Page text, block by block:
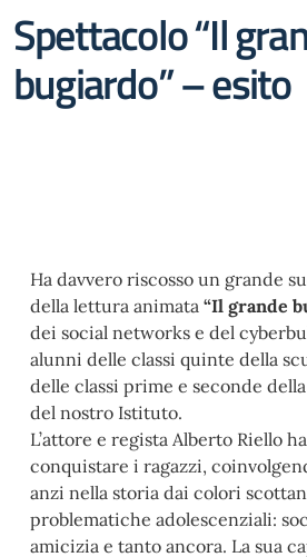
Spettacolo “Il
bugiardo” – esito
Ha davvero riscosso un grande
della lettura animata “Il grande
dei social networks e del
alunni delle classi quinte della
delle classi prime e seconde
del nostro Istituto.
L’attore e regista Alberto Riello
conquistare i ragazzi,
anzi nella storia dai colori
problematiche adolescenziali:
amicizia e tanto ancora. La sua